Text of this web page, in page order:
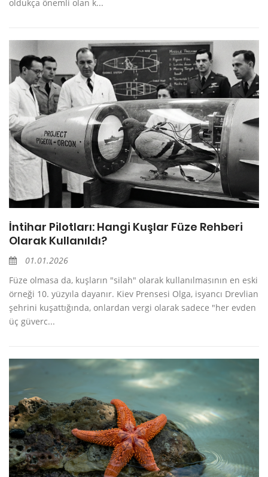
oldukça önemli olan k...
İntihar Pilotları: Hangi Kuşlar Füze Rehberi
Olarak Kullanıldı?
01.01.2026
Füze olmasa da, kuşların "silah" olarak kullanılmasının en eski
örneği 10. yüzyıla dayanır. Kiev Prensesi Olga, isyancı Drevlian
şehrini kuşattığında, onlardan vergi olarak sadece "her evden
üç güverc...